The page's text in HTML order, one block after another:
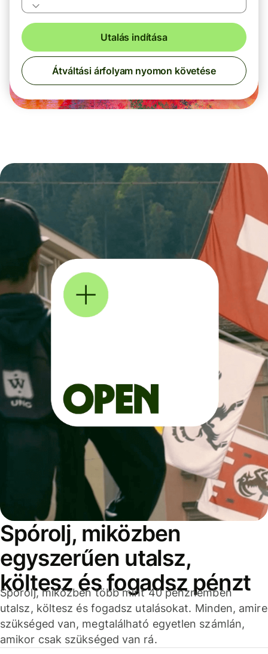
Utalás indítása
Átváltási árfolyam nyomon követése
Spórolj, miközben
egyszerűen utalsz,
költesz és fogadsz pénzt
Spórolj, miközben több mint 40 pénznemben
utalsz, költesz és fogadsz utalásokat. Minden, amire
szükséged van, megtalálható egyetlen számlán,
amikor csak szükséged van rá.